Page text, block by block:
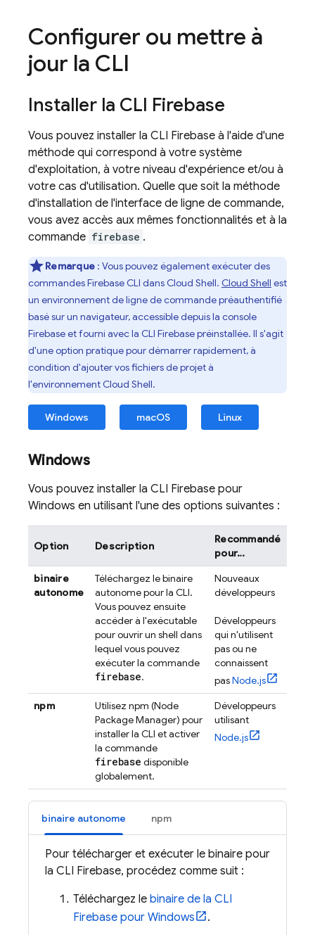
Configurer ou mettre à
jour la CLI
Installer la CLI Firebase
Vous pouvez installer la CLI Firebase à l'aide d'une
méthode qui correspond à votre système
d'exploitation, à votre niveau d'expérience et/ou à
votre cas d'utilisation. Quelle que soit la méthode
d'installation de l'interface de ligne de commande,
vous avez accès aux mêmes fonctionnalités et à la
commande firebase .
Remarque : Vous pouvez également exécuter des
commandesFirebase CLI dans Cloud Shell. Cloud Shell est
un environnement de ligne de commande préauthentifié
basé sur un navigateur, accessible depuis la console
Firebaseet fourni avec la CLI Firebasepréinstallée. Il s'agit
d'une option pratique pour démarrer rapidement, à
condition d'ajouter vos fichiers de projet à
l'environnement Cloud Shell.
Windows macOS Linux
Windows
Vous pouvez installer la CLI Firebase pour
Windows en utilisant l'une des options suivantes :
Option Description
Recommandé
pour…
binaire
autonome
Téléchargez le binaire
autonome pour la CLI.
Vous pouvez ensuite
accéder à l'exécutable
pour ouvrir un shell dans
lequel vous pouvez
exécuter la commande
firebase.
Nouveaux
développeurs
Développeurs
qui n'utilisent
pas ou ne
connaissent
pasNode.js
npm
Utilisez npm (Node
Package Manager) pour
installer la CLI et activer
la commande
firebase disponible
globalement.
Développeurs
utilisant
Node.js
binaire autonome npm
Pour télécharger et exécuter le binaire pour
la CLI Firebase, procédez comme suit :
Téléchargez le binaire de la CLI
Firebase pour Windows
.